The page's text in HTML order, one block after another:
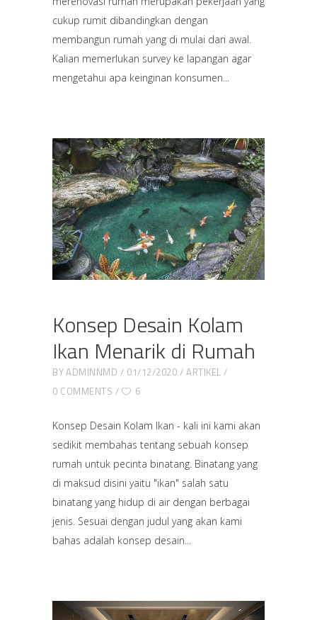
cukup rumit dibandingkan dengan
membangun rumah yang di mulai dari awal.
Kalian memerlukan survey ke lapangan agar
mengetahui apa keinginan konsumen
Konsep Desain Kolam
Ikan Menarik di Rumah
BYADMINNMD 01/12/2020
ARTIKEL
0 COMMENTS
6
Konsep Desain Kolam Ikan - kali ini kami akan
sedikit membahas tentang sebuah konsep
rumah untuk pecinta binatang. Binatang yang
di maksud disini yaitu "ikan" salah satu
binatang yang hidup di air dengan berbagai
jenis. Sesuai dengan judul yang akan kami
bahas adalah konsep desain